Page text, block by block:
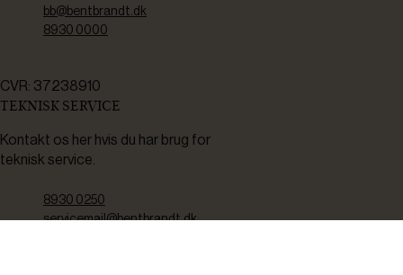
bb@bentbrandt.dk
8930 0000
CVR: 37238910
TEKNISK SERVICE
Kontakt os her hvis du har brug for
teknisk service.
8930 0250
servicemail@bentbrandt.dk